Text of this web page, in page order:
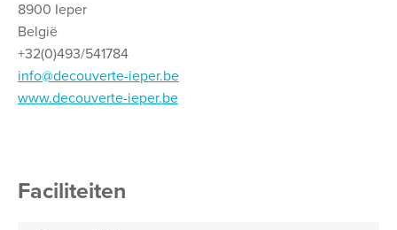
8900 Ieper
België
+32(0)493/541784
info@decouverte-ieper.be
www.decouverte-ieper.be
Faciliteiten